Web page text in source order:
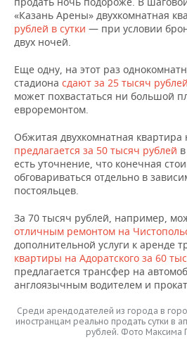
«Казань Арены» двухкомнатная
рублей в сутки — при условии
двух ночей.
Еще одну, на этот раз
стадиона сдают за 25 тысяч
может похвастаться ни большой
евроремонтом.
Обжитая двухкомнатная квартира
предлагается за 50 тысяч рублей
есть уточнение, что конечная
обговариваться отдельно в
постояльцев.
За 70 тысяч рублей, например,
отличным ремонтом на
дополнительной услуги к аренде
квартиры на Адоратского за 60
предлагается трансфер на
англоязычным водителем и
Среди арендодателей из города в
иностранцам реально продать сутки в
рублей. Фото Максима